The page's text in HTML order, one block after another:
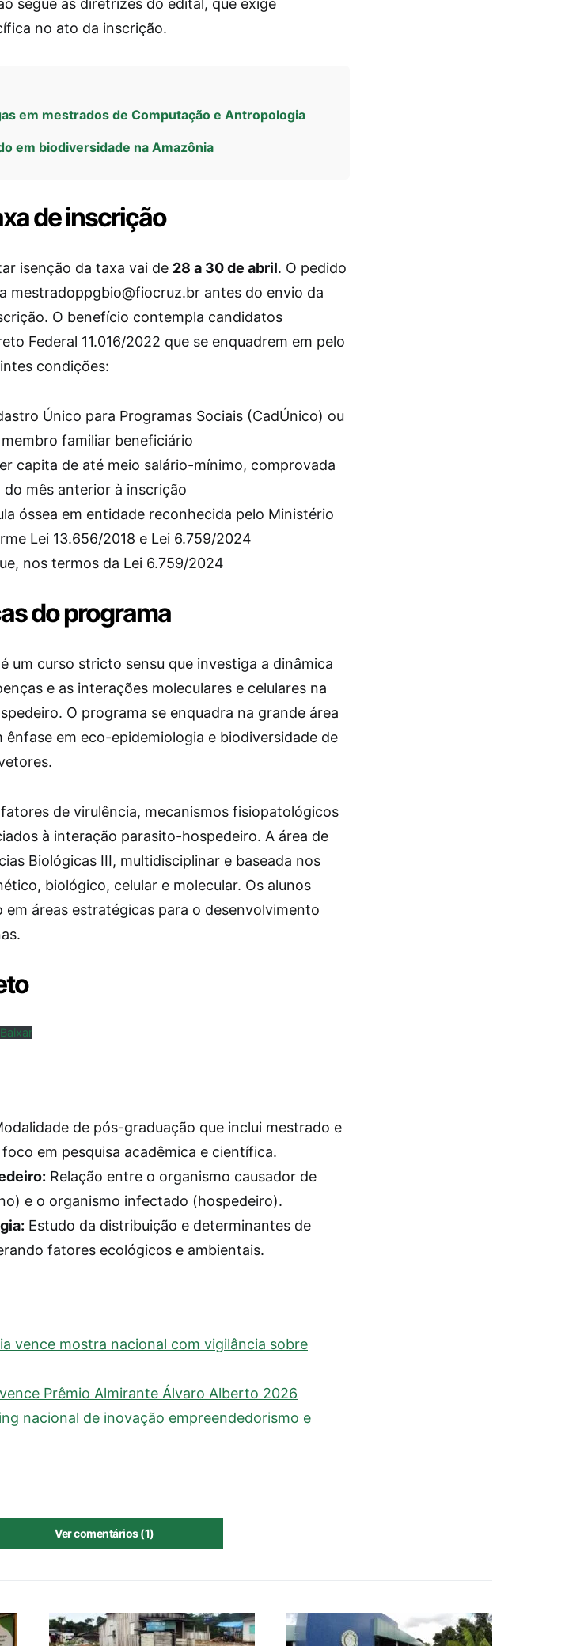
segue as diretrizes do edital, que exige
no ato da inscrição.
em mestrados de Computação e Antropologia
em biodiversidade na Amazônia
de inscrição
isenção da taxa vai de 28 a 30 de abril. O pedido
mestradoppgbio@fiocruz.br antes do envio da
O benefício contempla candidatos
Federal 11.016/2022 que se enquadrem em pelo
condições:
Único para Programas Sociais (CadÚnico) ou
familiar beneficiário
capita de até meio salário-mínimo, comprovada
mês anterior à inscrição
óssea em entidade reconhecida pelo Ministério
Lei 13.656/2018 e Lei 6.759/2024
nos termos da Lei 6.759/2024
do programa
um curso stricto sensu que investiga a dinâmica
e as interações moleculares e celulares na
O programa se enquadra na grande área
ênfase em eco-epidemiologia e biodiversidade de
de virulência, mecanismos fisiopatológicos
à interação parasito-hospedeiro. A área de
Biológicas III, multidisciplinar e baseada nos
biológico, celular e molecular. Os alunos
em áreas estratégicas para o desenvolvimento
Baixar
de pós-graduação que inclui mestrado e
em pesquisa acadêmica e científica.
Relação entre o organismo causador de
e o organismo infectado (hospedeiro).
Estudo da distribuição e determinantes de
fatores ecológicos e ambientais.
vence mostra nacional com vigilância sobre
Prêmio Almirante Álvaro Alberto 2026
nacional de inovação empreendedorismo e
Ver comentários (1)